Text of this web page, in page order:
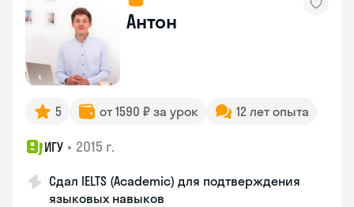
Антон
5 от 1590 ₽ за урок 12 лет опыта
ИГУ • 2015 г.
Сдал IELTS (Academic) для подтверждения
языковых навыков